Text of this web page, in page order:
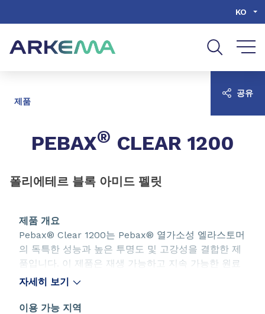
KO
제품
PEBAX® CLEAR 1200
폴리에테르 블록 아미드 펠릿
제품 개요
Pebax® Clear 1200는 Pebax® 열가소성 엘라스토머
의 독특한 성능과 높은 투명도 및 고강성을 결합한 제
품입니다. 이 제품은 재생 가능하고 지속 가능한 원료
인 캐스터 오일로 생산됩니다.
자세히 보기
이용 가능 지역
공유